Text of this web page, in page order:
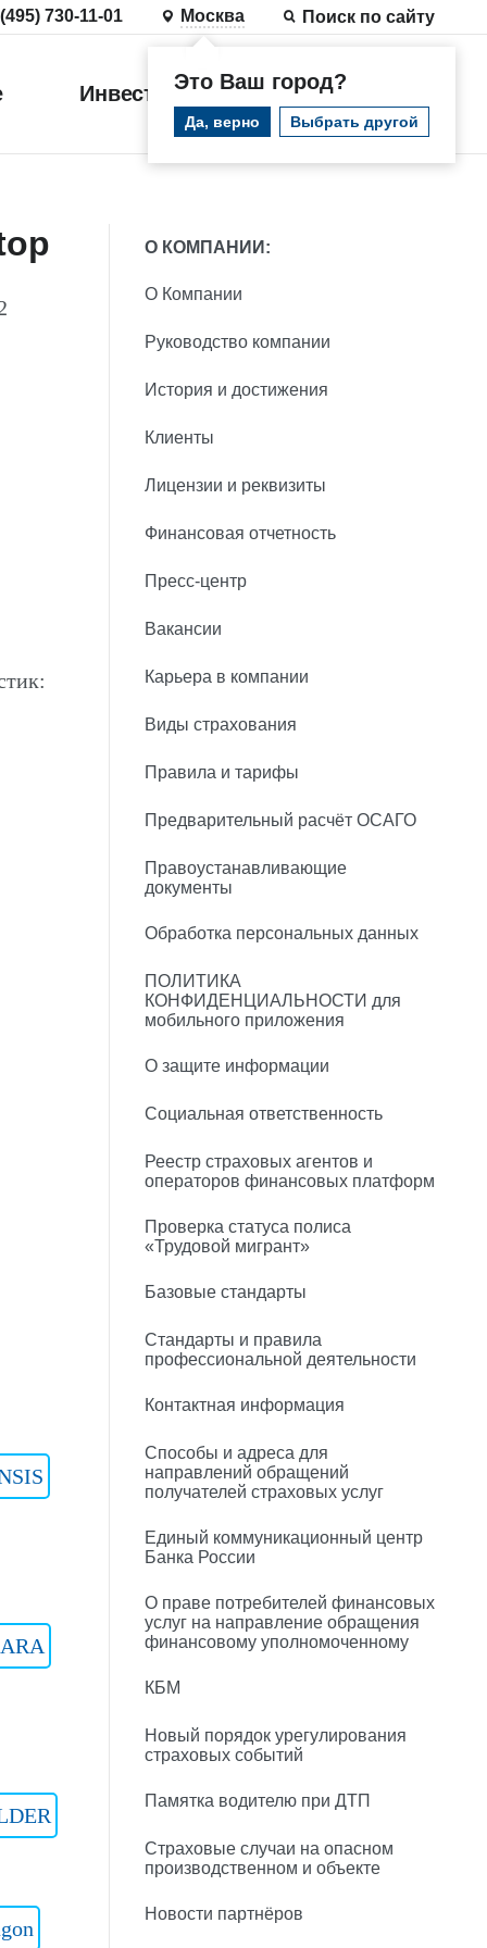
730-11-01 Москва
Это Ваш город?
Да, верно Выбрать другой
Поиск по сайту
Инвестиции
О КОМПАНИИ:
О Компании
Руководство компании
История и достижения
Клиенты
Лицензии и реквизиты
Финансовая отчетность
Пресс-центр
Вакансии
Карьера в компании
Виды страхования
Правила и тарифы
Предварительный расчёт ОСАГО
Правоустанавливающие
документы
Обработка персональных данных
ПОЛИТИКА
КОНФИДЕНЦИАЛЬНОСТИ для
мобильного приложения
О защите информации
Социальная ответственность
Реестр страховых агентов и
операторов финансовых платформ
Проверка статуса полиса
«Трудовой мигрант»
Базовые стандарты
Стандарты и правила
профессиональной деятельности
Контактная информация
Способы и адреса для
направлений обращений
получателей страховых услуг
Единый коммуникационный центр
Банка России
О праве потребителей финансовых
услуг на направление обращения
финансовому уполномоченному
КБМ
Новый порядок урегулирования
страховых событий
Памятка водителю при ДТП
Страховые случаи на опасном
производственном и объекте
Новости партнёров